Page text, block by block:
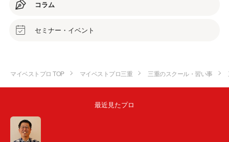
コラム
セミナー・イベント
マイベストプロ TOP マイベストプロ三重 三重のスクール・習い事
最近見たプロ